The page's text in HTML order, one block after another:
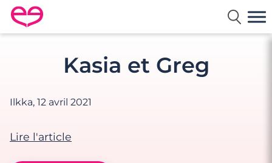
Rencontre en France avec Meetic
Kasia et Greg
Ilkka, 12 avril 2021
Lire l'article